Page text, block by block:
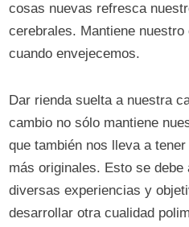
cosas nuevas refresca
cerebrales. Mantiene
cuando envejecemos.
Dar rienda suelta a nuestra
cambio no sólo mantiene
que también nos lleva a
más originales. Esto se debe
diversas experiencias y
desarrollar otra cualidad